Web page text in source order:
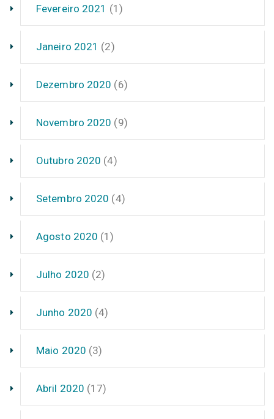
Fevereiro 2021 (1)
Janeiro 2021 (2)
Dezembro 2020 (6)
Novembro 2020 (9)
Outubro 2020 (4)
Setembro 2020 (4)
Agosto 2020 (1)
Julho 2020 (2)
Junho 2020 (4)
Maio 2020 (3)
Abril 2020 (17)